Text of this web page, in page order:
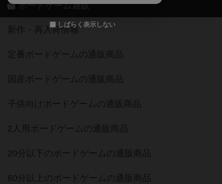
しばらく表示しない
ボードゲーム通販
新作・再入荷情報
定番ボードゲームの通販商品
国産ボードゲームの通販商品
子供向けボードゲームの通販商品
2人用ボードゲームの通販商品
20分以下のボードゲームの通販商品
60分以上のボードゲームの通販商品